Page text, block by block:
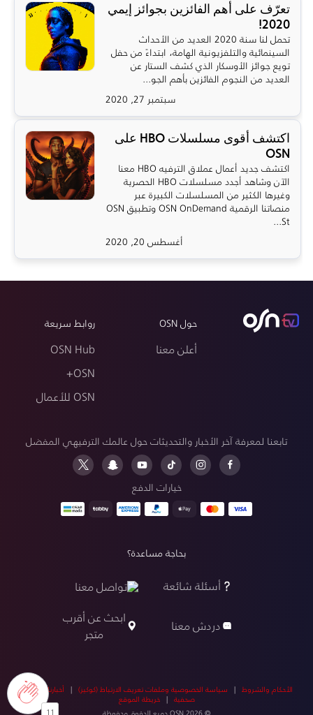
11
تعرّف على أهم الفائزين بجوائز إيمي
2020!
تحمل لنا سنة 2020 العديد من الأحداث
السينمائية والتلفزيونية الهامة، ابتداءً من حفل
تويع جوائز الأوسكار الذي كشف الستار عن
العديد من النجوم الفائزين بأهم الجو...
سبتمبر 27, 2020
اكتشف أقوى مسلسلات HBO على
OSN
اكتشف جديد أعمال عملاق الترفيه HBO معنا
الآن وشاهد أجدد مسلسلات HBO الحصرية
وغيرها الكثير من المسلسلات الكبيرة عبر
منصاتنا الرقمية OSN OnDemand وتطبيق OSN
St...
أغسطس 20, 2020
حول OSN
أعلن معنا
روابط سريعة
OSN Hub
OSN+
OSN للأعمال
تابعنا لمعرفة آخر الأخبار والتحديثات حول عالمك الترفيهي المفضل
خيارات الدفع
بحاجة مساعدة؟
أسئلة شائعة
تواصل معنا
دردش معنا
ابحث عن أقرب
متجر
الأحكام والشروط | سياسة الخصوصية وملفات تعريف الارتباط (كوكيز) | أخبارنا|أخبار
صحفية |خريطة الموقع